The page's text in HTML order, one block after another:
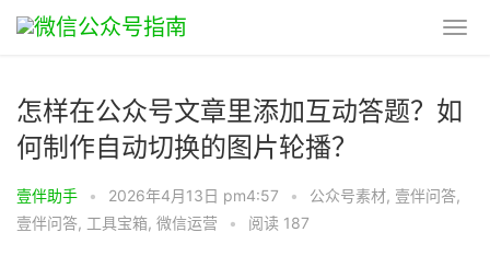
怎样在公众号文章里添加互动答题？如
何制作自动切换的图片轮播？
壹伴助手 • 2026年4月13日 pm4:57 • 公众号素材, 壹伴问答,
壹伴问答, 工具宝箱, 微信运营 • 阅读 187